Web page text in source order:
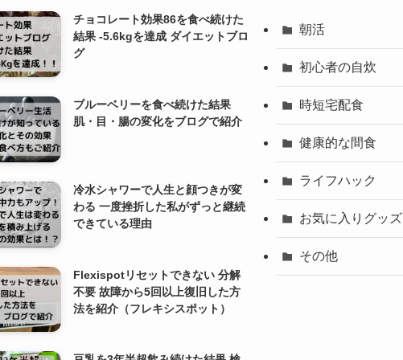
チョコレート効果86を食べ続けた
結果 -5.6kgを達成 ダイエットブロ
グ
ブルーベリーを食べ続けた結果
肌・目・腸の変化をブログで紹介
冷水シャワーで人生と顔つきが変
わる 一度挫折した私がずっと継続
できている理由
Flexispotリセットできない 分解
不要 故障から5回以上復旧した方
法を紹介（フレキシスポット）
朝活
初心者の自炊
時短宅配食
健康的な間食
ライフハック
お気に入りグッズ
その他